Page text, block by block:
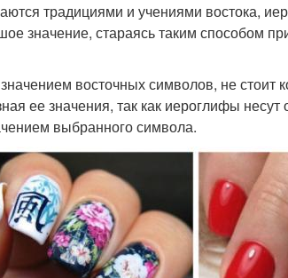
традициями и учениями востока,
значение, стараясь таким способом
восточных символов, не
ее значения, так как иероглифы
выбранного символа.